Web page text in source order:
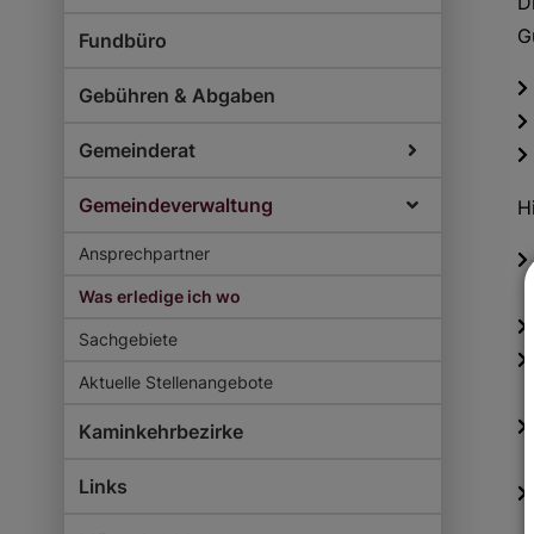
Fundbüro
Gebühren & Abgaben
Gemeinderat
Gemeindeverwaltung
Ansprechpartner
Was erledige ich wo
Sachgebiete
Aktuelle Stellenangebote
Kaminkehrbezirke
Links